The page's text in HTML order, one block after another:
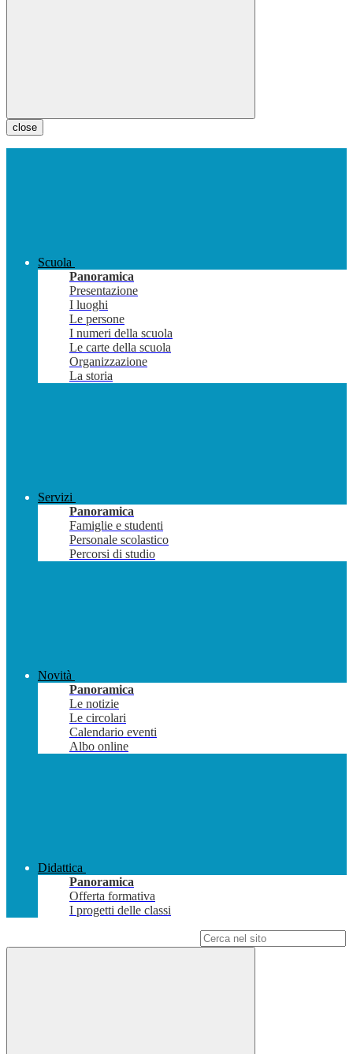
close
Scuola
Panoramica
Presentazione
I luoghi
Le persone
I numeri della scuola
Le carte della scuola
Organizzazione
La storia
Servizi
Panoramica
Famiglie e studenti
Personale scolastico
Percorsi di studio
Novità
Panoramica
Le notizie
Le circolari
Calendario eventi
Albo online
Didattica
Panoramica
Offerta formativa
I progetti delle classi